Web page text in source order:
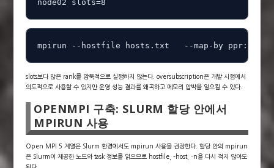
node02 slots=8
mpirun --hostfile hosts.txt   --map-by
slots보다 많은 rank를 암묵적으로 실행하지 않는다. oversubscription은 개발 시험에서
의도적으로 사용할 수 있지만 운영 성능 결과를 왜곡하고 메모리 압박을 일으킬 수 있다.
OPENMPI 구축: SLURM 할당 안에서
MPIRUN 사용
Open MPI 5 계열은 Slurm 환경에서도 mpirun 사용을 권장한다. 할당 안의 mpirun
은 Slurm이 제공한 노드와 task 정보를 읽으므로 hostfile, –host, -n을 다시 적지 않아도
된다.